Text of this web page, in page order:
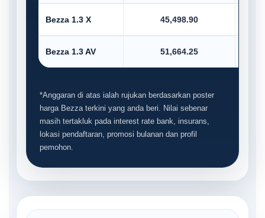
Bezza 1.3 X 45,498.90
Bezza 1.3 AV 51,664.25
*Anggaran di atas ialah rujukan berdasarkan poster
harga Bezza terkini yang anda beri. Nilai sebenar
masih tertakluk pada interest rate bank, insurans,
lokasi pendaftaran, promosi bulanan dan profil
pemohon.